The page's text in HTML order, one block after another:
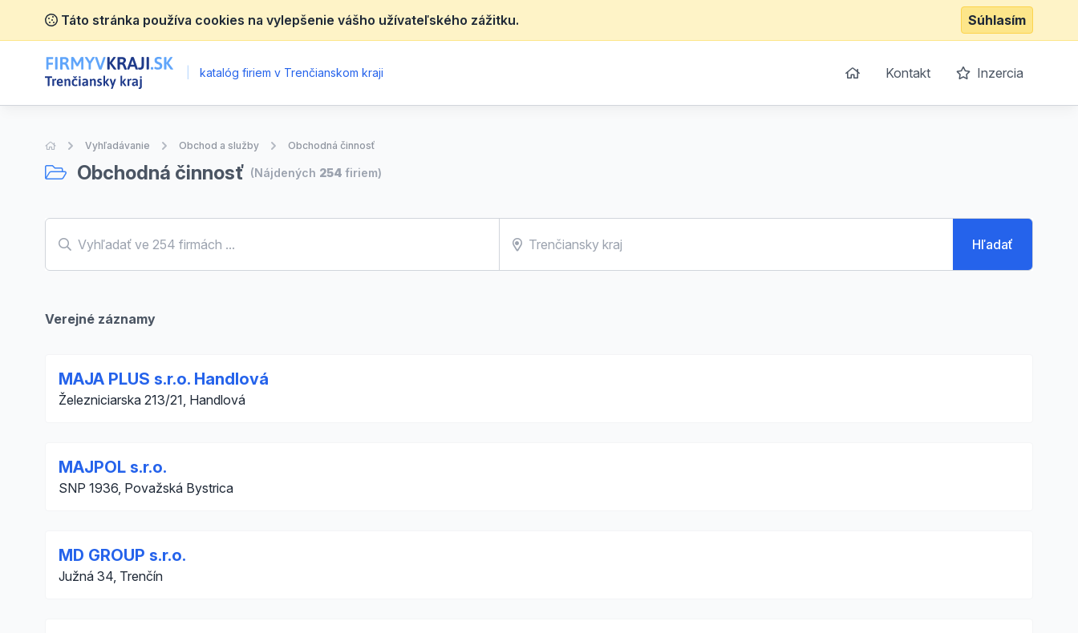
Táto stránka používa cookies na vylepšenie vášho užívateľského zážitku. Súhlasím
katalóg firiem v Trenčianskom kraji Kontakt Inzercia
Úvodná stránka
Vyhľadávanie Obchod a služby Obchodná činnosť
Obchodná činnosť (Nájdených 254 firiem)
Hľadať
Verejné záznamy
MAJA PLUS s.r.o. Handlová
Železniciarska 213/21, Handlová
MAJPOL s.r.o.
SNP 1936, Považská Bystrica
MD GROUP s.r.o.
Južná 34, Trenčín